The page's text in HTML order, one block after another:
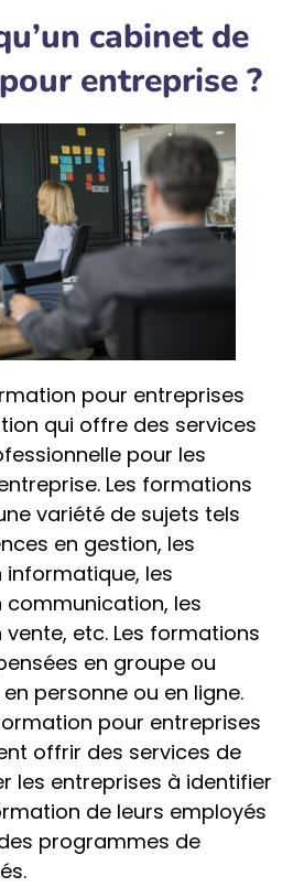
cabinet de
entreprise ?
pour entreprises
qui offre des services
pour les
Les formations
variété de sujets tels
en gestion, les
les
les
etc. Les formations
en groupe ou
personne ou en ligne.
pour entreprises
offrir des services de
les entreprises à identifier
de leurs employés
programmes de